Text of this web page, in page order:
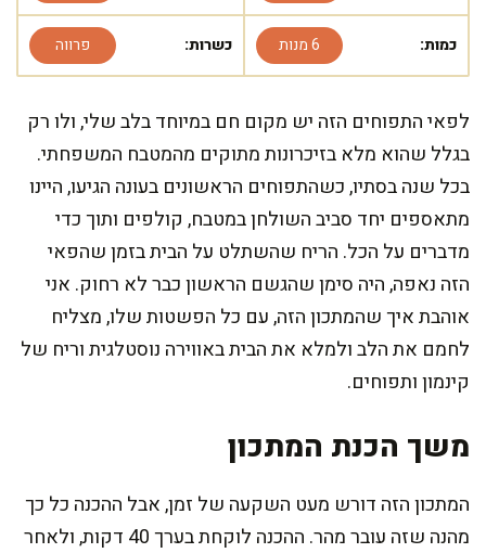
כמות: 6 מנות כשרות: פרווה
לפאי התפוחים הזה יש מקום חם במיוחד בלב שלי, ולו רק
בגלל שהוא מלא בזיכרונות מתוקים מהמטבח המשפחתי.
בכל שנה בסתיו, כשהתפוחים הראשונים בעונה הגיעו, היינו
מתאספים יחד סביב השולחן במטבח, קולפים ותוך כדי
מדברים על הכל. הריח שהשתלט על הבית בזמן שהפאי
הזה נאפה, היה סימן שהגשם הראשון כבר לא רחוק. אני
אוהבת איך שהמתכון הזה, עם כל הפשטות שלו, מצליח
לחמם את הלב ולמלא את הבית באווירה נוסטלגית וריח של
קינמון ותפוחים.
משך הכנת המתכון
המתכון הזה דורש מעט השקעה של זמן, אבל ההכנה כל כך
מהנה שזה עובר מהר. ההכנה לוקחת בערך 40 דקות, ולאחר